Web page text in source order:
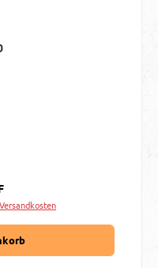
Preis: